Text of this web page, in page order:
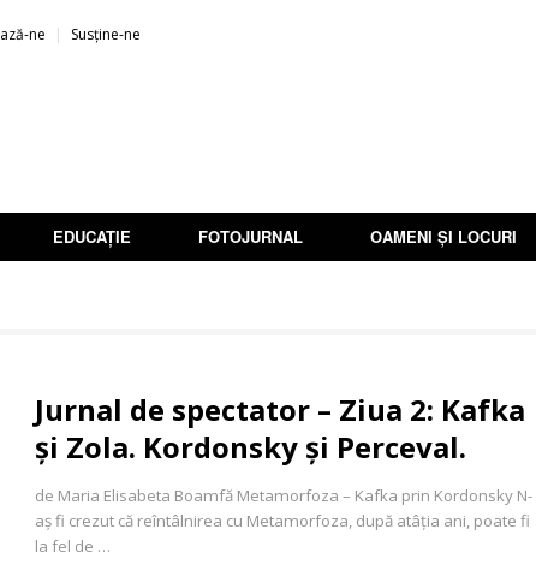
ne Susține-ne
EDUCAȚIE FOTOJURNAL OAMENI ȘI LOCURI
Jurnal de spectator – Ziua 2: Kafka
și Zola. Kordonsky și Perceval.
de Maria Elisabeta Boamfă Metamorfoza – Kafka prin Kordonsky N-
aș fi crezut că reîntâlnirea cu Metamorfoza, după atâția ani, poate fi
la fel de …